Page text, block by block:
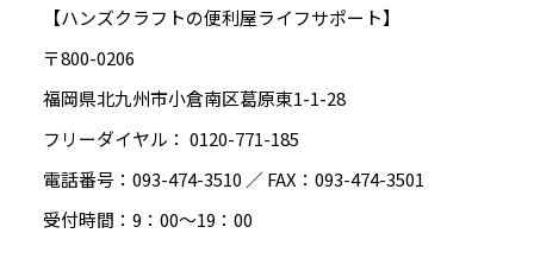
【ハンズクラフトの便利屋ライフサポート】
〒800-0206
福岡県北九州市小倉南区葛原東1-1-28
フリーダイヤル： 0120-771-185
電話番号：093-474-3510 ／ FAX：093-474-3501
受付時間：9：00～19：00